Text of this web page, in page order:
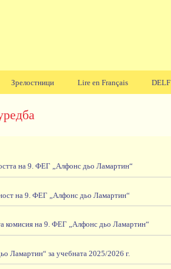
Зрелостници Lire en Français DELF
на 9. ФЕГ „Алфонс дьо Ламартин“
на 9. ФЕГ „Алфонс дьо Ламартин“
комисия на 9. ФЕГ „Алфонс дьо Ламартин“
Ламартин“ за учебната 2025/2026 г.